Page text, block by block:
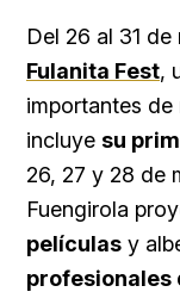
Del 26 al 31 de
Fulanita Fest,
importantes de
incluye su
26, 27 y 28 de
Fuengirola
películas y
profesionales